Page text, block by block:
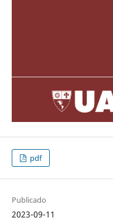
pdf
Publicado
2023-09-11